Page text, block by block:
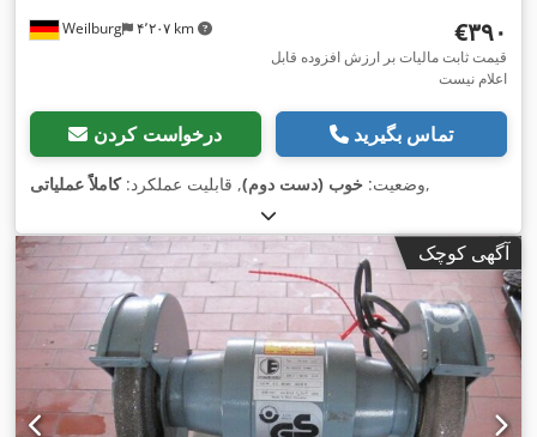
Weilburg ۴٬۲۰۷ km ‎€۳۹۰
قیمت ثابت مالیات بر ارزش افزوده قابل
اعلام نیست
درخواست کردن تماس بگیرید
وضعیت: خوب (دست دوم), قابلیت عملکرد:کاملاً عملیاتی ,
آگهی کوچک